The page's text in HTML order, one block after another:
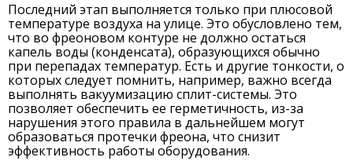
Последний этап выполняется только при плюсовой
температуре воздуха на улице. Это обусловлено тем,
что во фреоновом контуре не должно остаться
капель воды (конденсата), образующихся обычно
при перепадах температур. Есть и другие тонкости, о
которых следует помнить, например, важно всегда
выполнять вакуумизацию сплит-системы. Это
позволяет обеспечить ее герметичность, из-за
нарушения этого правила в дальнейшем могут
образоваться протечки фреона, что снизит
эффективность работы оборудования.